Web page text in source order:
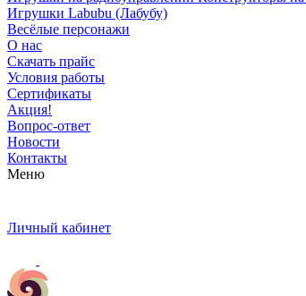
Игрушки Labubu (Лабубу)
Весёлые персонажи
О нас
Скачать прайс
Условия работы
Сертификаты
Акция!
Вопрос-ответ
Новости
Контакты
Меню
Личный кабинет